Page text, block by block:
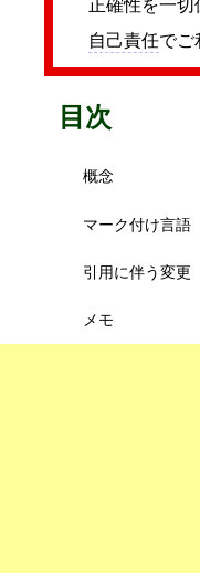
正確性を一
自己責任でご
目次
概念
マーク付け言語
引用に伴う変更
メモ